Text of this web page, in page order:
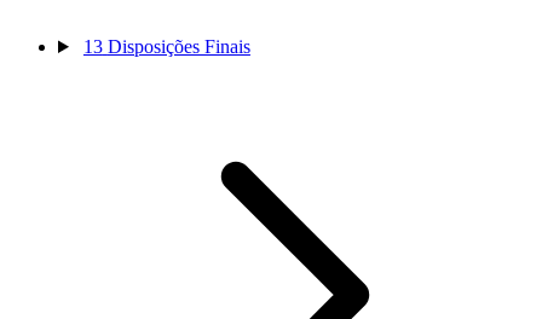
13 Disposições Finais